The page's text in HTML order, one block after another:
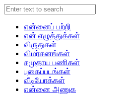
என்னைப் பற்றி
என் எழுத்துக்கள்
விருதுகள்
விமர்சனங்கள்
சமுதாய பணிகள்
புகைப்படங்கள்
வீடியோக்கள்
என்னை அணுக